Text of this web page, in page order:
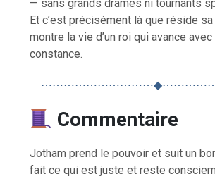
— sans grands drames ni tournants
Et c’est précisément là que réside
montre la vie d’un roi qui avance
constance.
Commentaire
Jotham prend le pouvoir et suit un
fait ce qui est juste et reste